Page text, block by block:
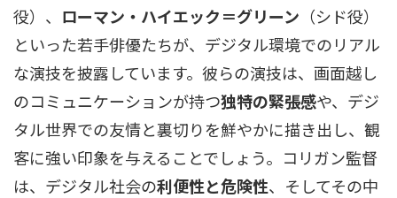
役）、 ローマン・ハイエック＝グリーン （シド役）
といった若手俳優たちが、デジタル環境でのリアル
な演技を披露しています。彼らの演技は、画面越し
のコミュニケーションが持つ独特の緊張感や、デジ
タル世界での友情と裏切りを鮮やかに描き出し、観
客に強い印象を与えることでしょう。コリガン監督
は、デジタル社会の利便性と危険性、そしてその中